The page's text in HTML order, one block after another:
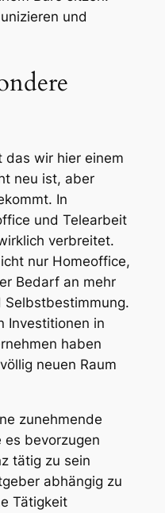
und
das wir hier einem
neu ist, aber
In
und Telearbeit
verbreitet.
nur Homeoffice,
Bedarf an mehr
Selbstbestimmung.
Investitionen in
haben
neuen Raum
zunehmende
es bevorzugen
tätig zu sein
abhängig zu
Tätigkeit